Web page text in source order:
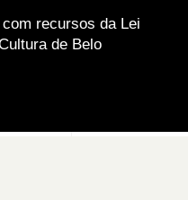
recursos da Lei
de Belo